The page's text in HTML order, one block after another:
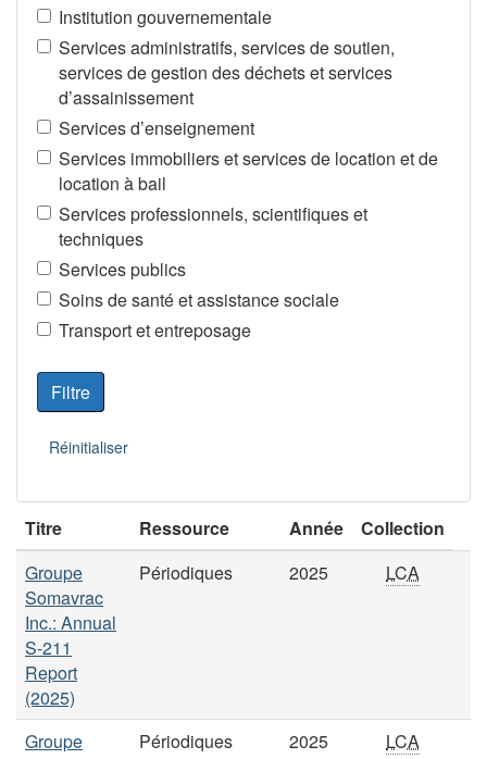
Institution gouvernementale
Services administratifs, services de soutien,
services de gestion des déchets et services
d’assainissement
Services d’enseignement
Services immobiliers et services de location et de
location à bail
Services professionnels, scientifiques et
techniques
Services publics
Soins de santé et assistance sociale
Transport et entreposage
Titre Ressource Année
Collection
Groupe
Somavrac
Inc.: Annual
S-211
Report
(2025)
Périodiques 2025 LCA
Groupe
Périodiques 2025 LCA